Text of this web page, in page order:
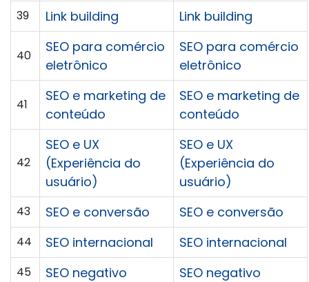
39 Link building Link building
40
SEO para comércio
eletrônico
SEO para comércio
eletrônico
41
SEO e marketing de
conteúdo
SEO e marketing de
conteúdo
42
SEO e UX
(Experiência do
usuário)
SEO e UX
(Experiência do
usuário)
43 SEO e conversão SEO e conversão
44 SEO internacional SEO internacional
45 SEO negativo SEO negativo